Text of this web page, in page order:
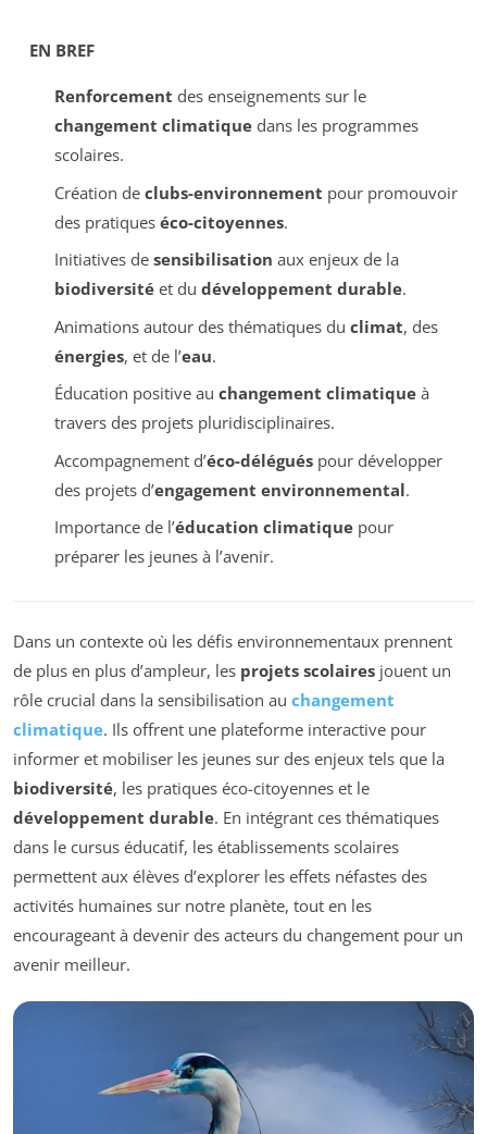
EN BREF
Renforcement des enseignements sur le
changement climatiquedans les programmes
scolaires.
Création de clubs-environnement pour promouvoir
des pratiques éco-citoyennes.
Initiatives de sensibilisation aux enjeux de la
biodiversitéet du développement durable.
Animations autour des thématiques du climat, des
énergies, et de l’eau.
Éducation positive au changement climatiqueà
travers des projets pluridisciplinaires.
Accompagnement d’éco-déléguéspour développer
des projets d’engagement environnemental.
Importance de l’éducation climatiquepour
préparer les jeunes à l’avenir.
Dans un contexte où les défis environnementaux prennent
de plus en plus d’ampleur, les projets scolaires jouent un
rôle crucial dans la sensibilisation au changement
climatique. Ils offrent une plateforme interactive pour
informer et mobiliser les jeunes sur des enjeux tels que la
biodiversité, les pratiques éco-citoyennes et le
développement durable. En intégrant ces thématiques
dans le cursus éducatif, les établissements scolaires
permettent aux élèves d’explorer les effets néfastes des
activités humaines sur notre planète, tout en les
encourageant à devenir des acteurs du changement pour un
avenir meilleur.